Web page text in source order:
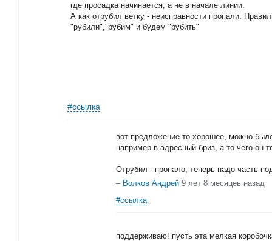
где просадка начинается, а не в начале линии.
А как отрубил ветку - неисправности пропали.
"рубили","рубим" и будем "рубить"
#ссылка
вот предложение то хорошее, можно
например в адресный бриз, а то чего он
Отрубил - пропало, теперь надо часть
– Волков Андрей 9 лет 8 месяцев назад
#ссылка
поддерживаю! пусть эта мелкая